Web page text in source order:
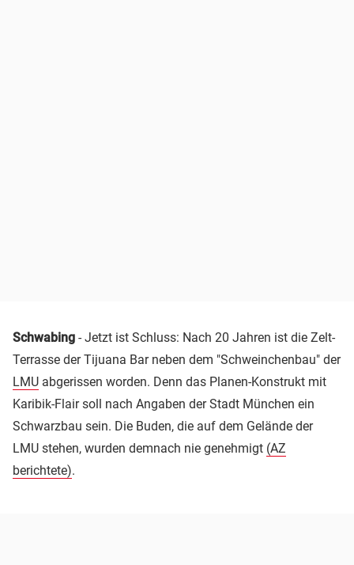
Schwabing - Jetzt ist Schluss: Nach 20 Jahren ist die Zelt-
Terrasse der Tijuana Bar neben dem "Schweinchenbau" der
LMU abgerissen worden. Denn das Planen-Konstrukt mit
Karibik-Flair soll nach Angaben der Stadt München ein
Schwarzbau sein. Die Buden, die auf dem Gelände der
LMU stehen, wurden demnach nie genehmigt (AZ
berichtete).